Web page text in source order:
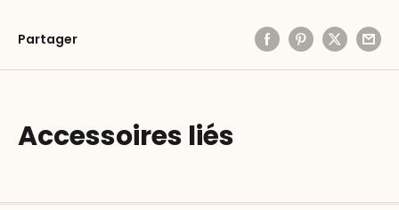
Partager
Accessoires liés